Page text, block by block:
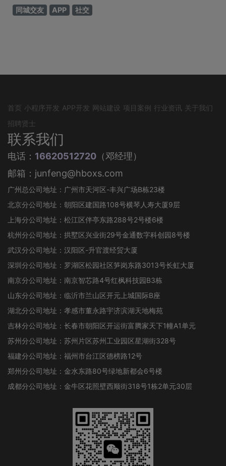
同城交友
APP 社交
首页 小程序开发 APP开发 网站建设 项目案例 行业资讯 关于我们
招聘贤士
联系我们
电话： 16620512720 （邓经理）
邮箱：junfeng@hboxs.com
广州总公司地址：广州市天河区-丰兴广场B栋23楼
北京分公司地址：朝阳区建国路108号横琴人寿大厦9层
上海分公司地址：松江区伴亭东路288号2号楼6楼
杭州分公司地址：拱墅区兴业街29号金通数字科创园8号楼
武汉分公司地址：汉阳区-升官渡经贸大厦
深圳分公司地址：罗湖区松园社区笋岗东路3013号长虹大厦
南京分公司地址：南京智芯路4号红枫科技园B3栋
山东分公司地址：临沂市兰山区开元上城国际B座
湖北分公司地址：孝感市董永路宇济滨湖天地梅苑
吉林分公司地址：长春市朝阳区开运街富腾家天下1幢A1单元
苏州分公司地址：苏州片区苏州工业园区星湖街328号
福建分公司地址：福州市台江区德榜路12号
郑州分公司地址：金水东路80号绿地新都会6号楼
成都分公司地址：金牛区花照壁西顺街318号1栋2单元30层